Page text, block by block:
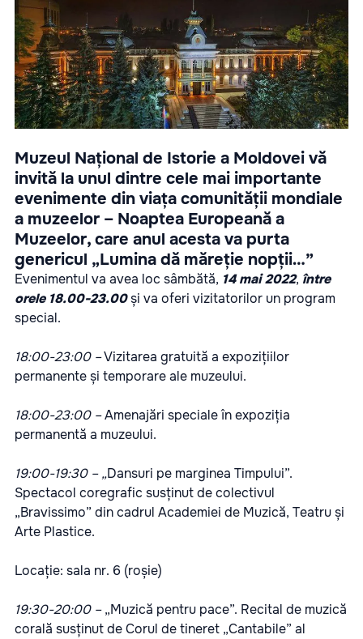
Muzeul Național de Istorie a Moldovei vă
invită la unul dintre cele mai importante
evenimente din viața comunității mondiale
a muzeelor – Noaptea Europeană a
Muzeelor, care anul acesta va purta
genericul „Lumina dă măreție nopții…”
Evenimentul va avea loc sâmbătă, 14 mai 2022, între
orele 18.00-23.00și va oferi vizitatorilor un program
special.
18:00-23:00 –Vizitarea gratuită a expozițiilor
permanente și temporare ale muzeului.
18:00-23:00 –Amenajări speciale în expoziția
permanentă a muzeului.
19:00-19:30 – „Dansuri pe marginea Timpului”.
Spectacol coregrafic susținut de colectivul
„Bravissimo” din cadrul Academiei de Muzică, Teatru și
Arte Plastice.
Locație: sala nr. 6 (roșie)
19:30-20:00 –„Muzică pentru pace”. Recital de muzică
corală susținut de Corul de tineret „Cantabile” al